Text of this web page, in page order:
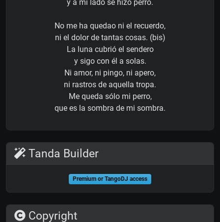
y a mi lado se hizo perro.
No me ha quedao ni el recuerdo,
ni el dolor de tantas cosas. (bis)
La luna cubrió el sendero
y sigo con él a solas.
Ni amor, ni pingo, ni apero,
ni rastros de aquella tropa.
Me queda sólo mi perro,
que es la sombra de mi sombra.
Tanda Builder
Premium or TangoDJ access
Copyright